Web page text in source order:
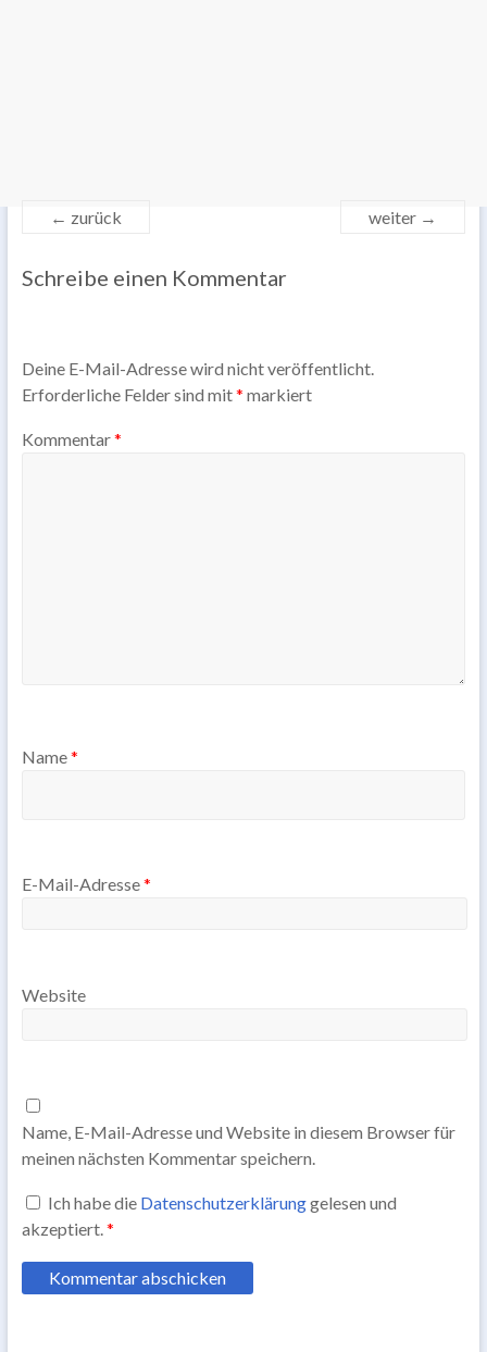
← zurück weiter →
Schreibe einen Kommentar
Deine E-Mail-Adresse wird nicht veröffentlicht.
Erforderliche Felder sind mit* markiert
Kommentar*
Name*
E-Mail-Adresse*
Website
Name, E-Mail-Adresse und Website in diesem Browser für
meinen nächsten Kommentar speichern.
Ich habe die Datenschutzerklärunggelesen und
akzeptiert.*